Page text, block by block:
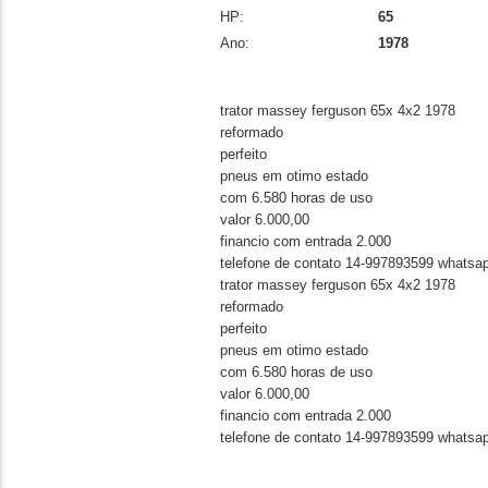
HP:
65
Ano:
1978
trator massey ferguson 65x 4x2 1978
reformado
perfeito
pneus em otimo estado
com 6.580 horas de uso
valor 6.000,00
financio com entrada 2.000
telefone de contato 14-997893599
trator massey ferguson 65x 4x2 1978
reformado
perfeito
pneus em otimo estado
com 6.580 horas de uso
valor 6.000,00
financio com entrada 2.000
telefone de contato 14-997893599